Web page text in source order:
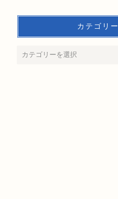
カテゴリー